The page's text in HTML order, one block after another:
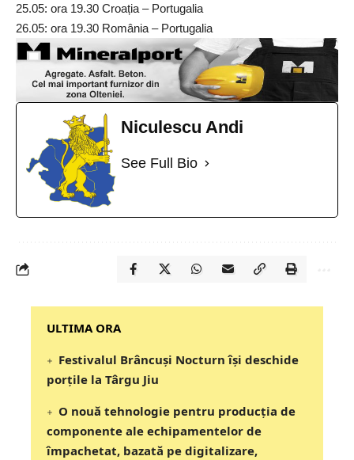
25.05: ora 19.30 Croația – Portugalia
26.05: ora 19.30 România – Portugalia
Niculescu Andi
See Full Bio
‎‎‎‎‎‎‎ULTIMA ORA
Festivalul Brâncuși Nocturn își deschide
porțile la Târgu Jiu
O nouă tehnologie pentru producția de
componente ale echipamentelor de
împachetat, bazată pe digitalizare,